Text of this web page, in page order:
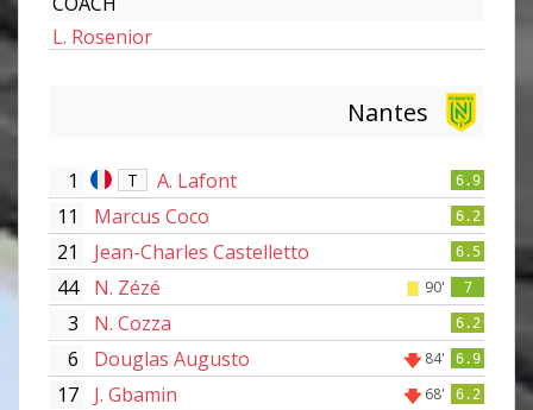
L. Rosenior
Nantes
1 T A. Lafont 6.9
11 Marcus Coco 6.2
21 Jean-Charles Castelletto 6.5
44 N. Zézé 90' 7
3 N. Cozza 6.2
6 Douglas Augusto 84' 6.9
17 J. Gbamin 68' 6.2